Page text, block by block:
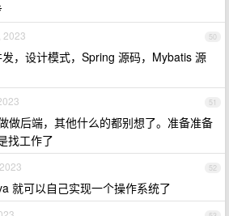
50
2023
，设计模式，Spring 源码，Mybatis 源
51
做后端，其他什么的都别想了。准备准备
找工作了
52
就可以自己实现一个操作系统了